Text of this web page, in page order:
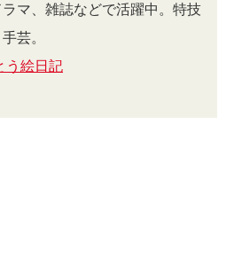
マ、雑誌などで活躍中。特技
芸。
う絵日記